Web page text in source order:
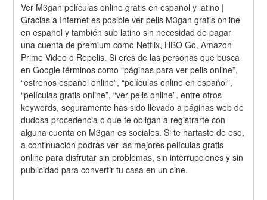
Ver M3gan películas online gratis en español y latino |
Gracias a Internet es posible ver pelis M3gan gratis online
en español y también sub latino sin necesidad de pagar
una cuenta de premium como Netflix, HBO Go, Amazon
Prime Video o Repelis. Si eres de las personas que busca
en Google términos como “páginas para ver pelis online”,
“estrenos español online”, “películas online en español”,
“películas gratis online”, “ver pelis online”, entre otros
keywords, seguramente has sido llevado a páginas web de
dudosa procedencia o que te obligan a registrarte con
alguna cuenta en M3gan es sociales. Si te hartaste de eso,
a continuación podrás ver las mejores películas gratis
online para disfrutar sin problemas, sin interrupciones y sin
publicidad para convertir tu casa en un cine.